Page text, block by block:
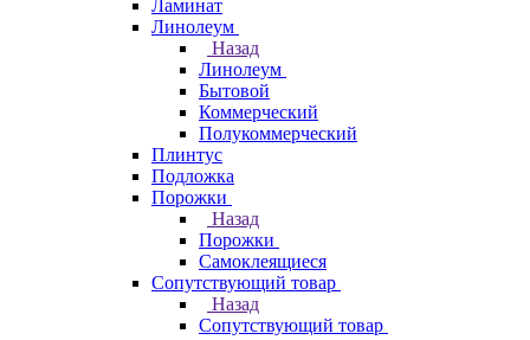
Ламинат
Линолеум
Назад
Линолеум
Бытовой
Коммерческий
Полукоммерческий
Плинтус
Подложка
Порожки
Назад
Порожки
Самоклеящиеся
Сопутствующий товар
Назад
Сопутствующий товар